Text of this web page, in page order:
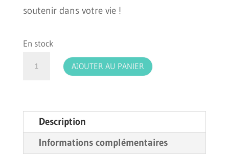
soutenir dans votre vie !
En stock
transparent
-
Champi
AJOUTER AU PANIER
Description
Informations complémentaires